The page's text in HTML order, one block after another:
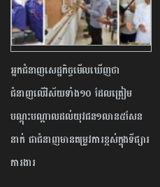
អ្នកជំនាញសេដ្ឋកិច្ច​មើលឃើញថា
ជំនាញលើវិស័យទាំង១០ ដែលត្រៀម​
បណ្តុះបណ្តាល​ដល់យុវជន១លាន៥សែន
នាក់ ជាជំនាញមានតម្រូវការខ្ពស់ក្នុងទីផ្សារ​
ការងារ